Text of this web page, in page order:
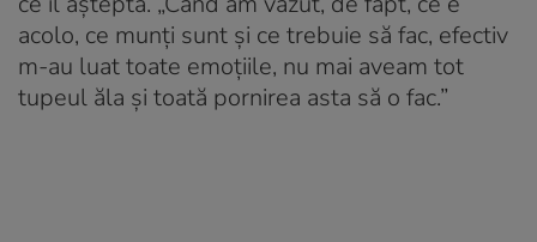
acolo, ce munți sunt și ce trebuie să fac, efectiv
m-au luat toate emoțiile, nu mai aveam tot
tupeul ăla și toată pornirea asta să o fac.”